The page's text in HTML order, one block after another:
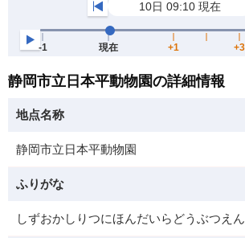
静岡市立日本平動物園の詳細情報
地点名称
静岡市立日本平動物園
ふりがな
しずおかしりつにほんだいらどうぶつえん